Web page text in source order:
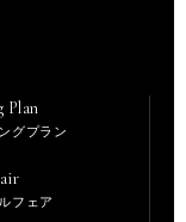
Plan
グプラン
フェア